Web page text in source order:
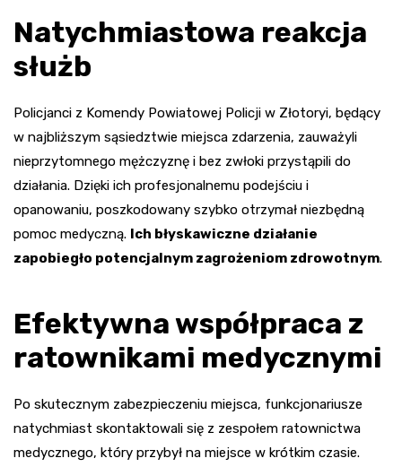
Natychmiastowa reakcja
służb
Policjanci z Komendy Powiatowej Policji w Złotoryi, będący
w najbliższym sąsiedztwie miejsca zdarzenia, zauważyli
nieprzytomnego mężczyznę i bez zwłoki przystąpili do
działania. Dzięki ich profesjonalnemu podejściu i
opanowaniu, poszkodowany szybko otrzymał niezbędną
pomoc medyczną. Ich błyskawiczne działanie
zapobiegło potencjalnym zagrożeniom zdrowotnym.
Efektywna współpraca z
ratownikami medycznymi
Po skutecznym zabezpieczeniu miejsca, funkcjonariusze
natychmiast skontaktowali się z zespołem ratownictwa
medycznego, który przybył na miejsce w krótkim czasie.